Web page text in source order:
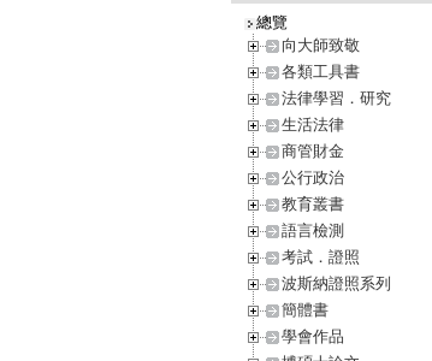
總覽
向大師致敬
各類工具書
法律學習．研究
生活法律
商管財金
公行政治
教育叢書
語言檢測
考試．證照
波斯納證照系列
簡體書
學會作品